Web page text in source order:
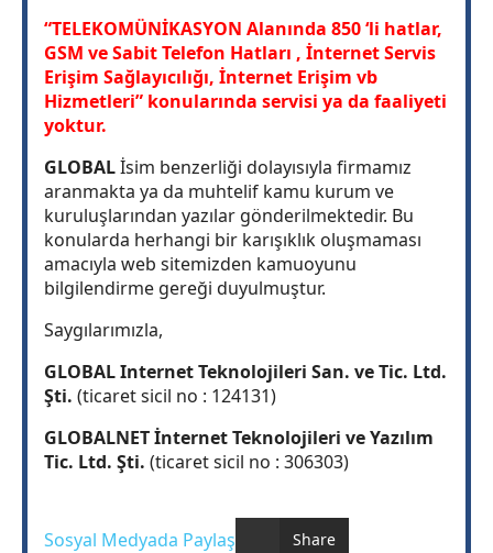
“TELEKOMÜNİKASYON Alanında 850 ‘li hatlar,
GSM ve Sabit Telefon Hatları , İnternet Servis
Erişim Sağlayıcılığı, İnternet Erişim vb
Hizmetleri” konularında servisi ya da faaliyeti
yoktur.
GLOBALİsim benzerliği dolayısıyla firmamız
aranmakta ya da muhtelif kamu kurum ve
kuruluşlarından yazılar gönderilmektedir. Bu
konularda herhangi bir karışıklık oluşmaması
amacıyla web sitemizden kamuoyunu
bilgilendirme gereği duyulmuştur.
Saygılarımızla,
GLOBAL Internet Teknolojileri San. ve Tic. Ltd.
Şti. (ticaret sicil no : 124131)
GLOBALNET İnternet Teknolojileri ve Yazılım
Tic. Ltd. Şti. (ticaret sicil no : 306303)
Sosyal Medyada Paylaş Share